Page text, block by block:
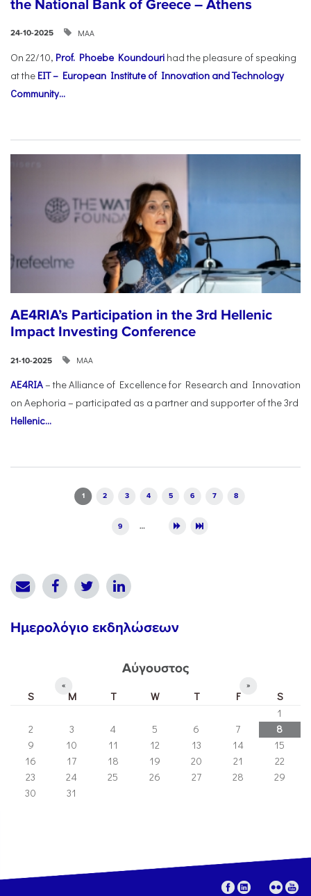
the National Bank of Greece – Athens
24-10-2025 ΜΑΑ
On 22/10, Prof. Phoebe Koundouri had the pleasure of speaking
at the EIT – European Institute of Innovation and Technology
Community...
AE4RIA’s Participation in the 3rd Hellenic
Impact Investing Conference
21-10-2025 ΜΑΑ
AE4RIA– the Alliance of Excellence for Research and Innovation
on Aephoria – participated as a partner and supporter of the 3rd
Hellenic...
1 2 3 4 5 6 7 8
9 …
Ημερολόγιο εκδηλώσεων
Αύγουστος
« »
S M T W T F
S
1
2
3 4 5 6 7
8
9
10 11 12 13 14
15
16
17 18 19 20 21
22
23
24 25 26 27 28
29
30
31